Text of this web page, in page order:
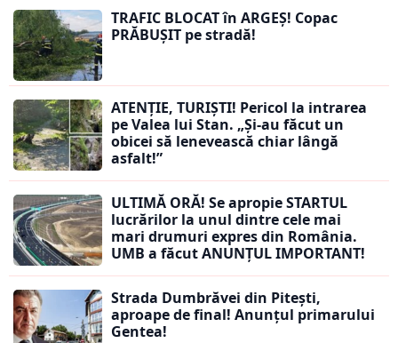
TRAFIC BLOCAT în ARGEȘ! Copac
PRĂBUȘIT pe stradă!
ATENȚIE, TURIȘTI! Pericol la intrarea
pe Valea lui Stan. „Și-au făcut un
obicei să lenevească chiar lângă
asfalt!”
ULTIMĂ ORĂ! Se apropie STARTUL
lucrărilor la unul dintre cele mai
mari drumuri expres din România.
UMB a făcut ANUNȚUL IMPORTANT!
Strada Dumbrăvei din Pitești,
aproape de final! Anunțul primarului
Gentea!